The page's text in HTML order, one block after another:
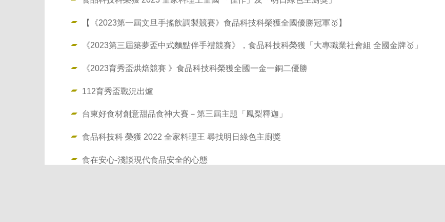
【《2023第一屆文旦手搖飲調製競賽》食品科技科榮獲全國優勝冠軍🥇】
《2023第三屆築夢盃中式麵點伴手禮競賽》，食品科技科榮獲「大專職業社會組 全國金牌🥇」
《2023育秀盃烘焙競賽 》食品科技科榮獲全國一金一銅二優勝
112育秀盃戰況出爐
台東好食材創意甜品食神大賽－第三屆主題「鳳梨釋迦」
食品科技科 榮獲 2022 全家料理王 尋找明日綠色主廚獎
食在安心-淺談現代食品安全的心態